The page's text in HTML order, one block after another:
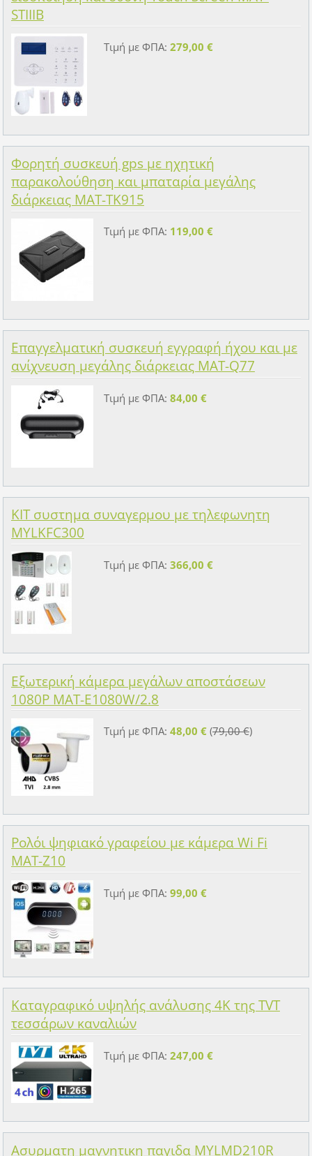
STIIIB
Τιμή με ΦΠΑ: 279,00 €
Φορητή συσκευή gps με ηχητική
παρακολούθηση και μπαταρία μεγάλης
διάρκειας MAT-TK915
Τιμή με ΦΠΑ: 119,00 €
Επαγγελματική συσκευή εγγραφή ήχου και με
ανίχνευση μεγάλης διάρκειας MAT-Q77
Τιμή με ΦΠΑ: 84,00 €
ΚΙΤ συστημα συναγερμου με τηλεφωνητη
MYLKFC300
Τιμή με ΦΠΑ: 366,00 €
Εξωτερική κάμερα μεγάλων αποστάσεων
1080P MAT-E1080W/2.8
Τιμή με ΦΠΑ: 48,00 €(79,00 €)
Ρολόι ψηφιακό γραφείου με κάμερα Wi Fi
MAT-Z10
Τιμή με ΦΠΑ: 99,00 €
Καταγραφικό υψηλής ανάλυσης 4K της TVT
τεσσάρων καναλιών
Τιμή με ΦΠΑ: 247,00 €
Ασυρματη μαγνητικη παγιδα MYLMD210R